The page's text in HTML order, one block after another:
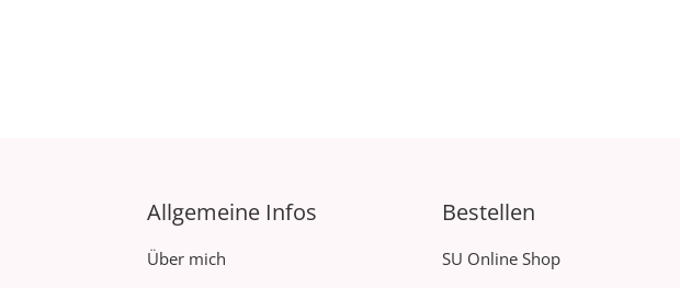
Allgemeine Infos
Über mich
Bestellen
SU Online Shop